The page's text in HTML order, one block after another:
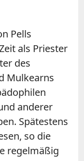
Pells
als Priester
des
Mulkearns
anderer
Spätestens
so die
regelmäßig